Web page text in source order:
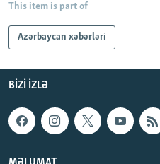
This item is part of
Azərbaycan xəbərləri
BIZI IZLƏ